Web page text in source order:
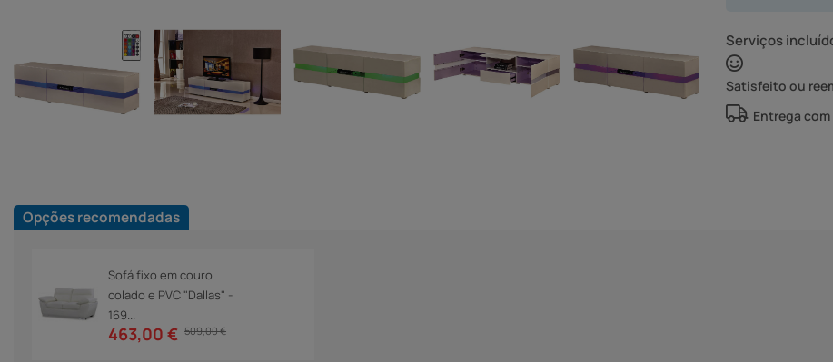
Serviços
Satisfeito ou
Entrega
Opções recomendadas
Sofá fixo em couro
colado e PVC "Dallas" -
169...
463,00 € 509,00 €